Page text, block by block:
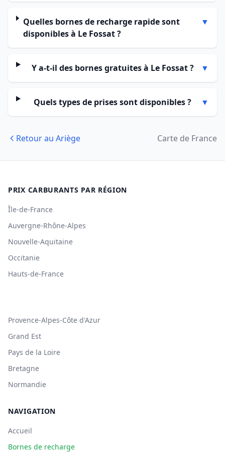
Quelles bornes de recharge rapide sont
disponibles à Le Fossat ?
▼
Y a-t-il des bornes gratuites à Le Fossat ? ▼
Quels types de prises sont disponibles ? ▼
Retour au Ariège Carte de France
PRIX CARBURANTS PAR RÉGION
Île-de-France
Auvergne-Rhône-Alpes
Nouvelle-Aquitaine
Occitanie
Hauts-de-France
Provence-Alpes-Côte d'Azur
Grand Est
Pays de la Loire
Bretagne
Normandie
NAVIGATION
Accueil
Bornes de recharge